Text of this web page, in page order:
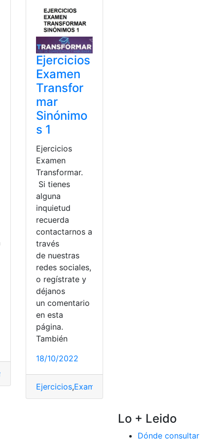
Universidades
Examen de Ingreso,Herramientas Ecuador
examen transformar,IES,
Examen de Ingreso,examen senecyt
Ejercicios
Examen
Transfor
mar
Sinónimo
s 1
Ejercicios
Examen
Transformar.
Si tienes
alguna
inquietud
recuerda
contactarnos a
través
de nuestras
redes sociales,
o regístrate y
déjanos
un comentario
en esta
página.
También
18/10/2022
Ejercicios,Examen
Lo + Leido
Dónde consultar